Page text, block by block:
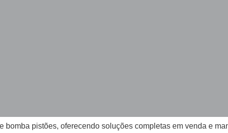
bomba pistões, oferecendo soluções completas em venda e